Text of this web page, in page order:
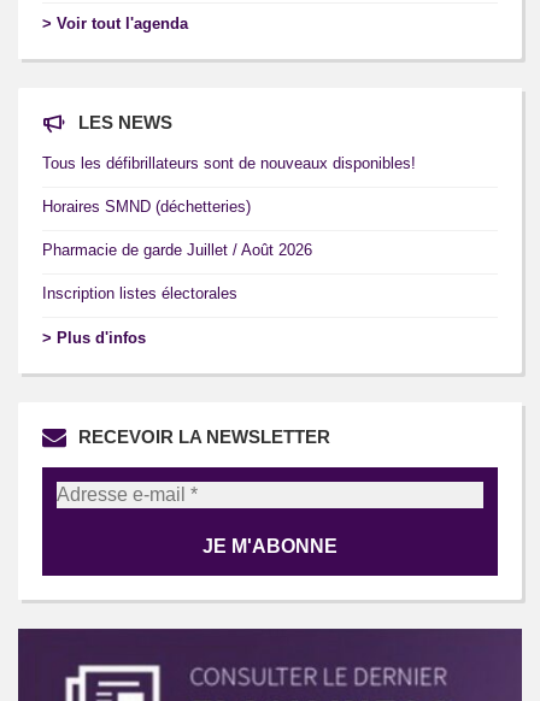
> Voir tout l'agenda
LES NEWS
Tous les défibrillateurs sont de nouveaux disponibles!
Horaires SMND (déchetteries)
Pharmacie de garde Juillet / Août 2026
Inscription listes électorales
> Plus d'infos
RECEVOIR LA NEWSLETTER